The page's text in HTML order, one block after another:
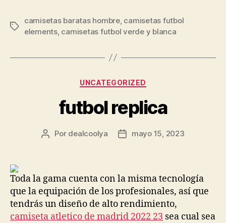
Etiquetas
camisetas baratas hombre, camisetas futbol
elements, camisetas futbol verde y blanca
Categorías
UNCATEGORIZED
futbol replica
Autor
Por dealcoolya
Fechamayo 15, 2023
Toda la gama cuenta con la misma tecnología
que la equipación de los profesionales, así que
tendrás un diseño de alto rendimiento,
camiseta atletico de madrid 2022 23 sea cual sea